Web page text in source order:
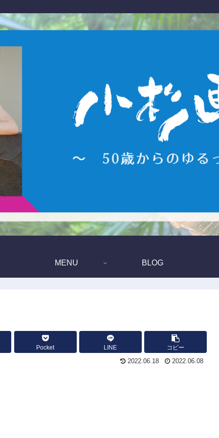
MENU BLOG
Pocket LINE コピー
2022.06.18 2022.06.08